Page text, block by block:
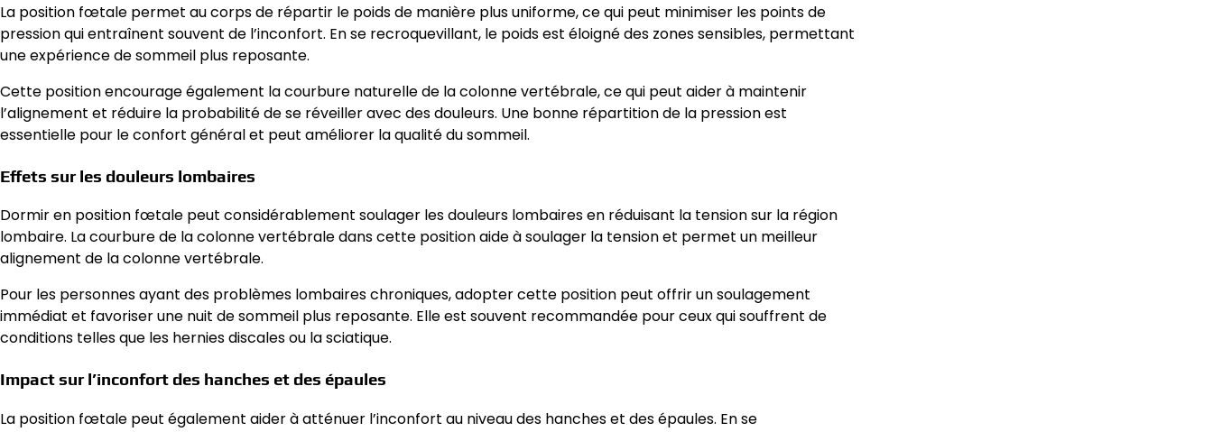
La position fœtale permet au corps de répartir le poids de manière plus uniforme, ce qui peut minimiser les points de
pression qui entraînent souvent de l’inconfort. En se recroquevillant, le poids est éloigné des zones sensibles, permettant
une expérience de sommeil plus reposante.
Cette position encourage également la courbure naturelle de la colonne vertébrale, ce qui peut aider à maintenir
l’alignement et réduire la probabilité de se réveiller avec des douleurs. Une bonne répartition de la pression est
essentielle pour le confort général et peut améliorer la qualité du sommeil.
Effets sur les douleurs lombaires
Dormir en position fœtale peut considérablement soulager les douleurs lombaires en réduisant la tension sur la région
lombaire. La courbure de la colonne vertébrale dans cette position aide à soulager la tension et permet un meilleur
alignement de la colonne vertébrale.
Pour les personnes ayant des problèmes lombaires chroniques, adopter cette position peut offrir un soulagement
immédiat et favoriser une nuit de sommeil plus reposante. Elle est souvent recommandée pour ceux qui souffrent de
conditions telles que les hernies discales ou la sciatique.
Impact sur l’inconfort des hanches et des épaules
La position fœtale peut également aider à atténuer l’inconfort au niveau des hanches et des épaules. En se